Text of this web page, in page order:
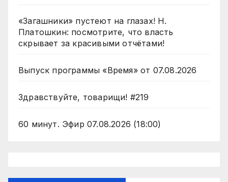
«Загашники» пустеют на глазах! Н.
Платошкин: посмотрите, что власть
скрывает за красивыми отчётами!
Выпуск программы «Время» от 07.08.2026
Здравствуйте, товарищи! #219
60 минут. Эфир 07.08.2026 (18:00)